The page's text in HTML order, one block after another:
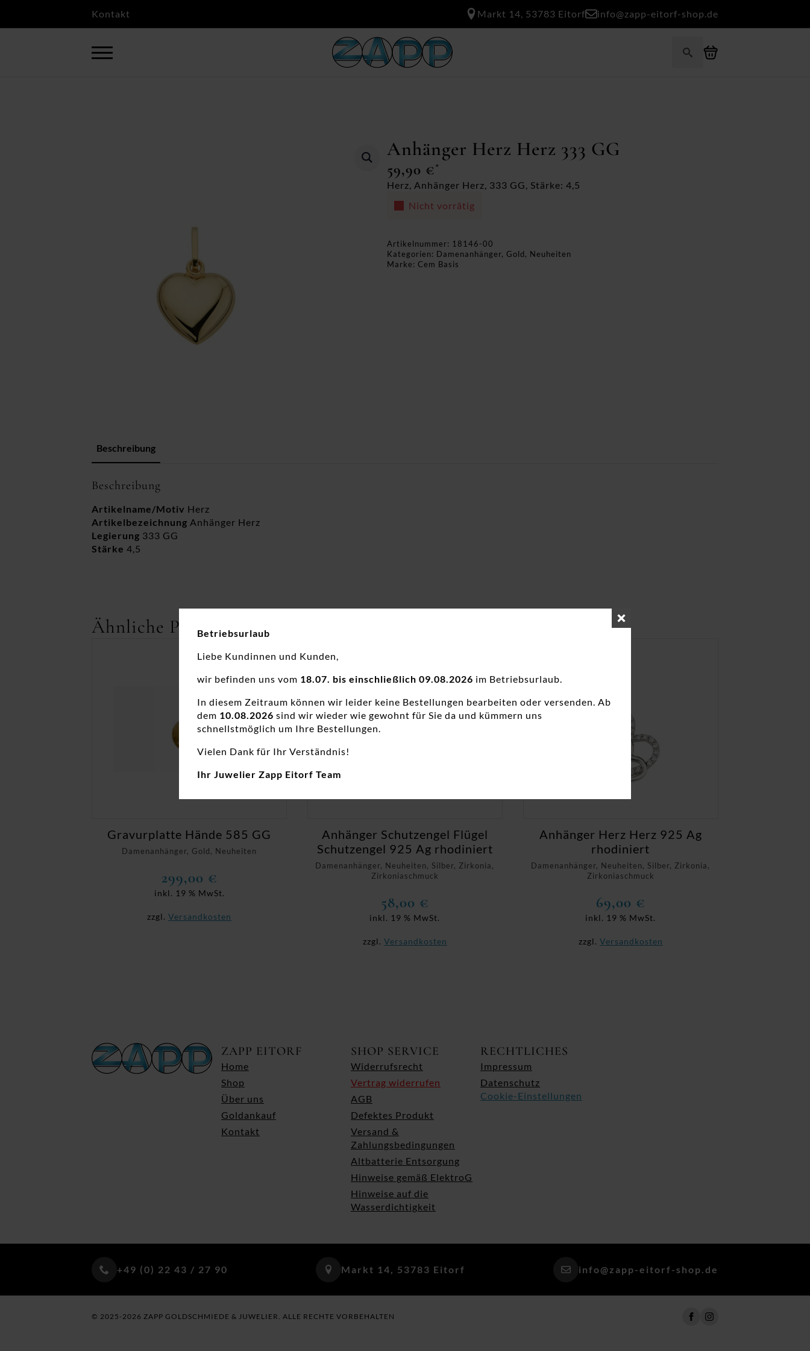
Kontakt Markt 14, 53783 Eitorf info@zapp-eitorf-shop.de
Anhänger Herz Herz 333 GG
59,90 €*
Herz, Anhänger Herz, 333 GG, Stärke: 4,5
Nicht vorrätig
Artikelnummer: 18146-00
Kategorien: Damenanhänger, Gold, Neuheiten
Marke: Cem Basis
Beschreibung
Beschreibung
Artikelname/Motiv Herz
Artikelbezeichnung Anhänger Herz
Legierung 333 GG
Stärke 4,5
Ähnliche Produkte
Damenanhänger, Gold, Neuheiten
Gravurplatte Hände 585 GG
299,00 €
inkl. 19 % MwSt.
zzgl.Versandkosten
Damenanhänger, Neuheiten, Silber, Zirkonia,
Zirkoniaschmuck
Anhänger Schutzengel Flügel
Schutzengel 925 Ag rhodiniert
58,00 €
inkl. 19 % MwSt.
zzgl. Versandkosten
Damenanhänger, Neuheiten, Silber, Zirkonia,
Zirkoniaschmuck
Anhänger Herz Herz 925 Ag
rhodiniert
69,00 €
inkl. 19 % MwSt.
zzgl. Versandkosten
ZAPP EITORF
Home
Shop
Über uns
Goldankauf
Kontakt
SHOP SERVICE
Widerrufsrecht
Vertrag widerrufen
AGB
Defektes Produkt
Versand &
Zahlungsbedingungen
Altbatterie Entsorgung
Hinweise gemäß ElektroG
Hinweise auf die
Wasserdichtigkeit
RECHTLICHES
Impressum
Datenschutz
Cookie-Einstellungen
+49 (0) 22 43 / 27 90 Markt 14, 53783 Eitorf info@zapp-eitorf-shop.de
© 2025-2026 ZAPP GOLDSCHMIEDE & JUWELIER. ALLE RECHTE VORBEHALTEN
Betriebsurlaub
Liebe Kundinnen und Kunden,
wir befinden uns vom 18.07. bis einschließlich 09.08.2026 im Betriebsurlaub.
In diesem Zeitraum können wir leider keine Bestellungen bearbeiten oder versenden. Ab
dem 10.08.2026 sind wir wieder wie gewohnt für Sie da und kümmern uns
schnellstmöglich um Ihre Bestellungen.
Vielen Dank für Ihr Verständnis!
Ihr Juwelier Zapp Eitorf Team